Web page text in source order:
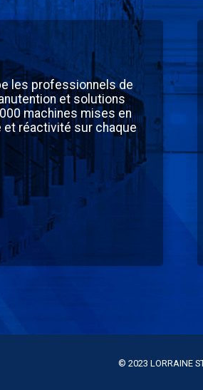
les professionnels de
et solutions
machines mises en
et réactivité sur chaque
© 2023 LORRAINE